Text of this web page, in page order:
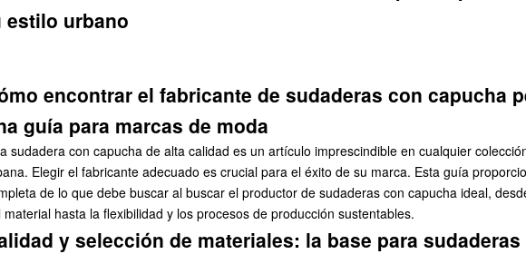
estilo urbano
encontrar el fabricante de sudaderas con capucha
guía para marcas de moda
sudadera con capucha de alta calidad es un artículo imprescindible en cualquier
Elegir el fabricante adecuado es crucial para el éxito de su marca. Esta guía
de lo que debe buscar al buscar el productor de sudaderas con capucha ideal,
material hasta la flexibilidad y los procesos de producción sustentables.
y selección de materiales: la base para sudaderas